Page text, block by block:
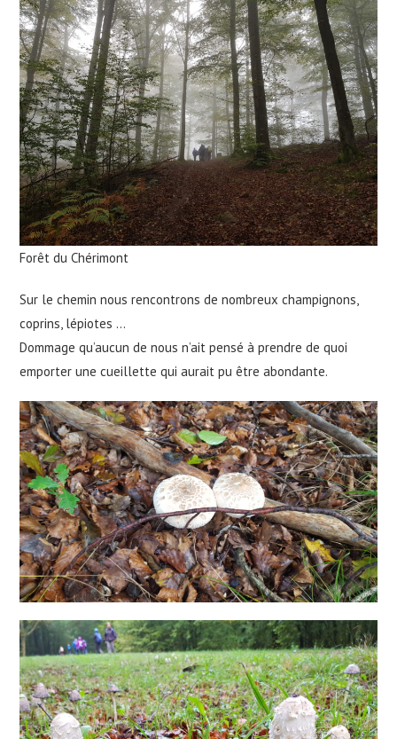
Forêt du Chérimont
Sur le chemin nous rencontrons de nombreux champignons,
coprins, lépiotes …
Dommage qu’aucun de nous n’ait pensé à prendre de quoi
emporter une cueillette qui aurait pu être abondante.